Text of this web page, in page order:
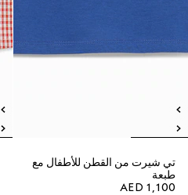
تي شيرت من القطن للأطفال مع
طبعة
AED 1,100